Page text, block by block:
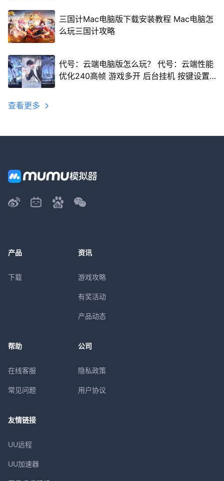
三国计Mac电脑版下载安装教程 Mac电脑怎
么玩三国计攻略
代号：云端电脑版怎么玩？ 代号：云端性能
优化240高帧 游戏多开 后台挂机 按键设置
查看更多
产品
下载
资讯
游戏攻略
有奖活动
产品动态
帮助
在线客服
常见问题
公司
隐私政策
用户协议
友情链接
UU远程
UU加速器